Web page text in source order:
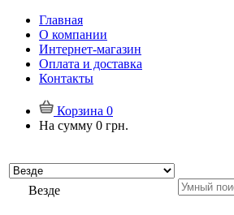
Главная
О компании
Интернет-магазин
Оплата и доставка
Контакты
Корзина 0
На сумму 0 грн.
Везде